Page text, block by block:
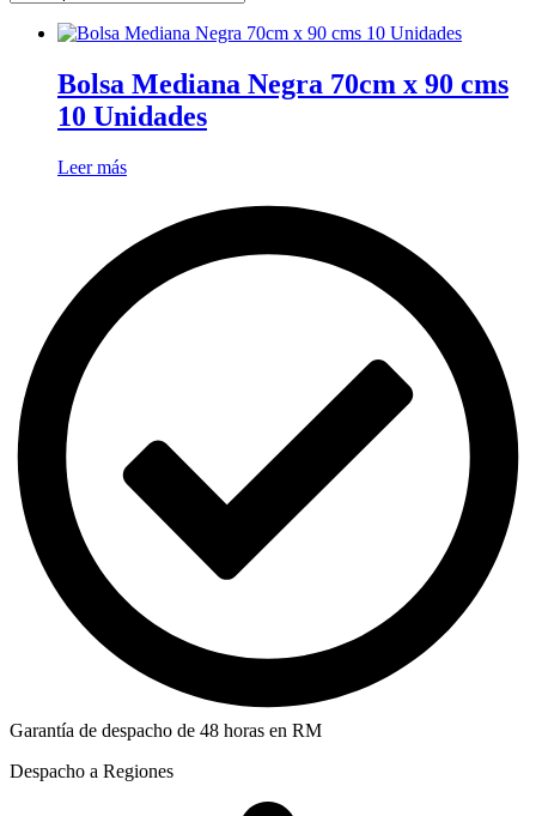
Bolsa Mediana Negra 70cm x 90 cms
10 Unidades
Leer más
Garantía de despacho de 48 horas en RM
Despacho a Regiones